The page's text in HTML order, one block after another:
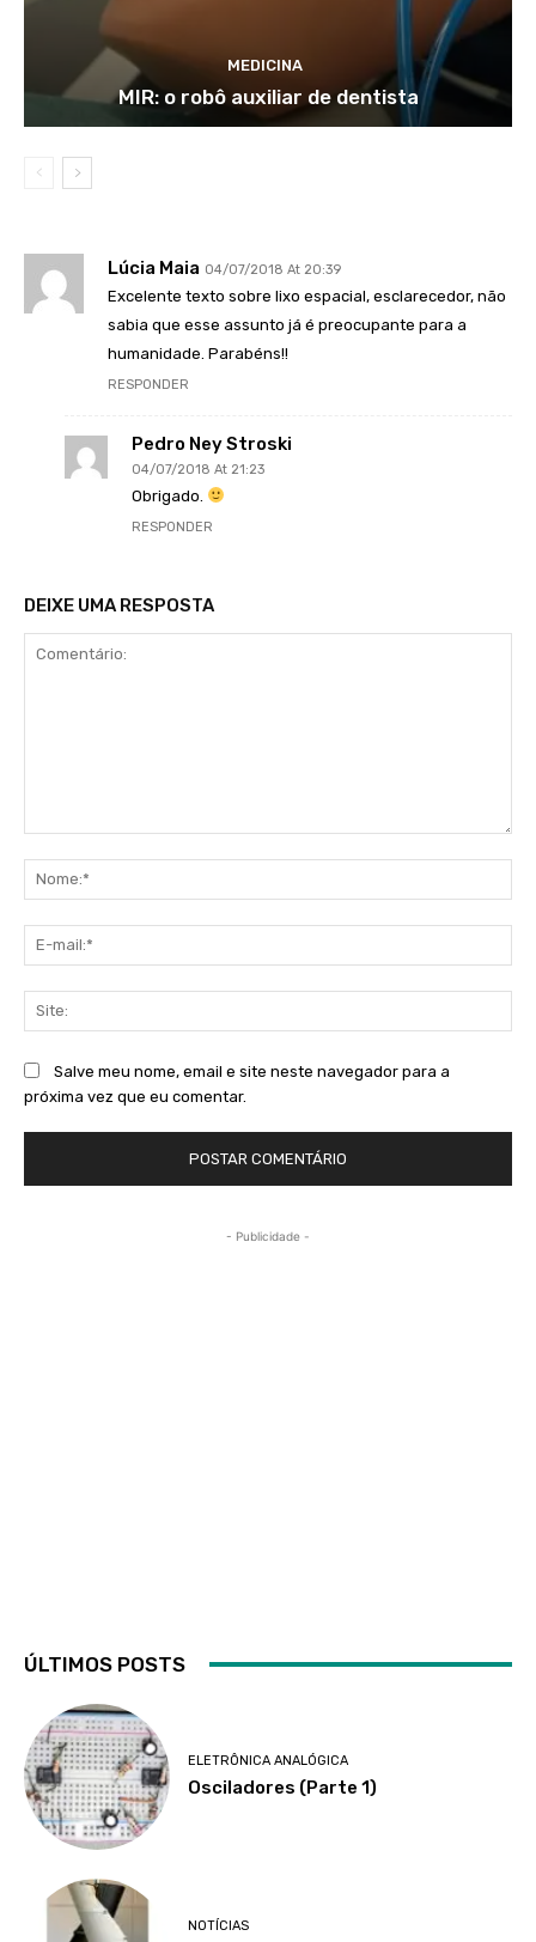
MEDICINA
MIR: o robô auxiliar de dentista
Lúcia Maia 04/07/2018 At 20:39
Excelente texto sobre lixo espacial, esclarecedor, não
sabia que esse assunto já é preocupante para a
humanidade. Parabéns!!
RESPONDER
Pedro Ney Stroski
04/07/2018 At 21:23
Obrigado.
RESPONDER
DEIXE UMA RESPOSTA
Salve meu nome, email e site neste navegador para a
próxima vez que eu comentar.
- Publicidade -
ÚLTIMOS POSTS
ELETRÔNICA ANALÓGICA
Osciladores (Parte 1)
NOTÍCIAS